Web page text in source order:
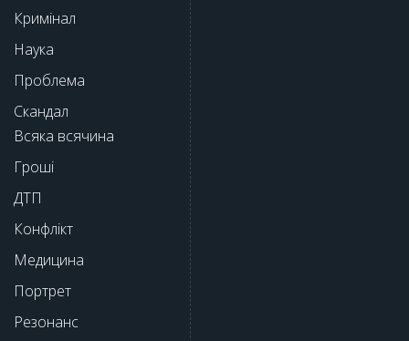
Кримінал
Наука
Проблема
Скандал
Всяка всячина
Гроші
ДТП
Конфлікт
Медицина
Портрет
Резонанс